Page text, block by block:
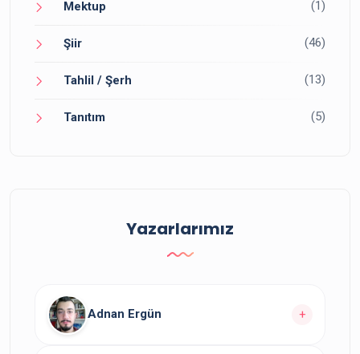
Mektup (1)
Şiir (46)
Tahlil / Şerh (13)
Tanıtım (5)
Yazarlarımız
Adnan Ergün +